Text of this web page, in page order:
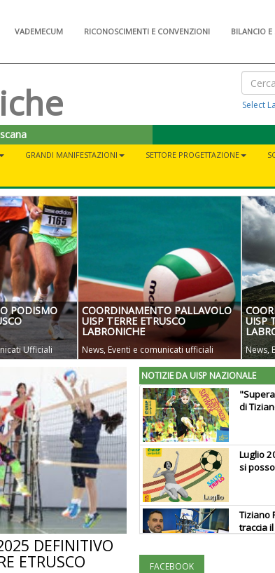
VADEMECUM RICONOSCIMENTI E CONVENZIONI BILANCIO
Select
GRANDI MANIFESTAZIONI SETTORE PROGETTAZIONE
PODISMO
Ufficiali
COORDINAMENTO PALLAVOLO
UISP TERRE ETRUSCO
LABRONICHE
News, Eventi e comunicati ufficiali
UISP
News,
DEFINITIVO
ETRUSCO
NOTIZIE DA UISP NAZIONALE
di
Luglio
si
Tiziano
traccia
FACEBOOK